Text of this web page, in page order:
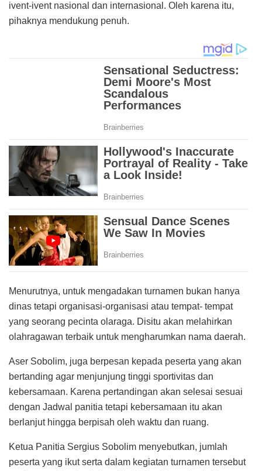
ivent-ivent nasional dan internasional. Oleh karena itu,
pihaknya mendukung penuh.
Menurutnya, untuk mengadakan turnamen bukan hanya
dinas tetapi organisasi-organisasi atau tempat- tempat
yang seorang pecinta olaraga. Disitu akan melahirkan
olahragawan terbaik untuk mengharumkan nama daerah.
Aser Sobolim, juga berpesan kepada peserta yang akan
bertanding agar menjunjung tinggi sportivitas dan
kebersamaan. Karena pertandingan akan selesai sesuai
dengan Jadwal panitia tetapi kebersamaan itu akan
berlanjut hingga berpisah oleh waktu dan ruang.
Ketua Panitia Sergius Sobolim menyebutkan, jumlah
peserta yang ikut serta dalam kegiatan turnamen tersebut